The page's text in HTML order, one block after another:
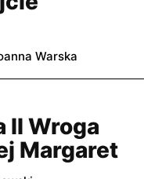
Warska
II Wroga
Margaret